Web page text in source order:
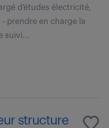
d'études électricité,
prendre en charge la
suivi...
structure